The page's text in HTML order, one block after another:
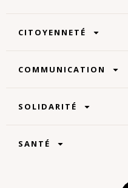
CITOYENNETÉ
COMMUNICATION
SOLIDARITÉ
SANTÉ